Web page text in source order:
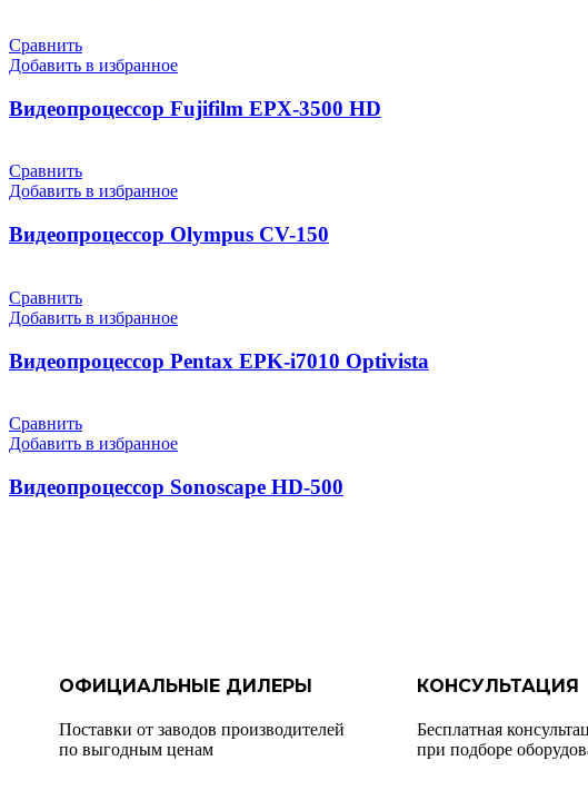
Сравнить
Добавить в избранное
Видеопроцессор Fujifilm EPX-3500 HD
Сравнить
Добавить в избранное
Видеопроцессор Olympus CV-150
Сравнить
Добавить в избранное
Видеопроцессор Pentax EPK-i7010 Optivista
Сравнить
Добавить в избранное
Видеопроцессор Sonoscape HD-500
ОФИЦИАЛЬНЫЕ ДИЛЕРЫ
Поставки от заводов производителей
по выгодным ценам
КОНСУЛЬТАЦИЯ
Бесплатная
при подборе